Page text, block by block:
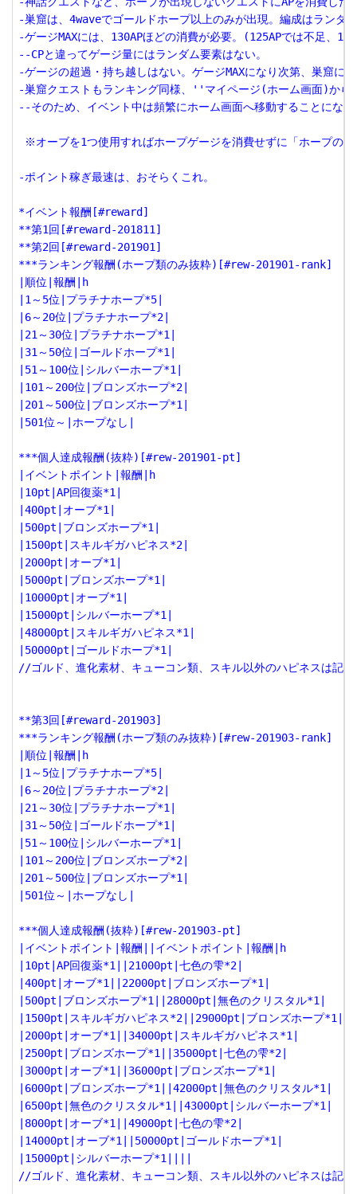
-巣窟は、4waveでゴールドホープ以上のみが出現。編成はランダ
-ゲージMAXには、130APほどの消費が必要。(125APでは不足、
--CPと違ってゲージ量にはランダム要素はない。
-ゲージの超過・持ち越しはない。ゲージMAXになり次第、巣窟に
-巣窟クエストもランキング同様、''マイページ(ホーム画面)か
--そのため、イベント中は頻繁にホーム画面へ移動することに
※オーブを1つ使用すればホープゲージを消費せずに「ホープの
-ポイント稼ぎ最速は、おそらくこれ。
*イベント報酬[#reward]
**第1回[#reward-201811]
**第2回[#reward-201901]
***ランキング報酬(ホープ類のみ抜粋)[#rew-201901-rank]
|順位|報酬|h
|1～5位|プラチナホープ*5|
|6～20位|プラチナホープ*2|
|21～30位|プラチナホープ*1|
|31～50位|ゴールドホープ*1|
|51～100位|シルバーホープ*1|
|101～200位|ブロンズホープ*2|
|201～500位|ブロンズホープ*1|
|501位～|ホープなし|
***個人達成報酬(抜粋)[#rew-201901-pt]
|イベントポイント|報酬|h
|10pt|AP回復薬*1|
|400pt|オーブ*1|
|500pt|ブロンズホープ*1|
|1500pt|スキルギガハピネス*2|
|2000pt|オーブ*1|
|5000pt|ブロンズホープ*1|
|10000pt|オーブ*1|
|15000pt|シルバーホープ*1|
|48000pt|スキルギガハピネス*1|
|50000pt|ゴールドホープ*1|
//ゴルド、進化素材、キューコン類、スキル以外のハピネスは記
**第3回[#reward-201903]
***ランキング報酬(ホープ類のみ抜粋)[#rew-201903-rank]
|順位|報酬|h
|1～5位|プラチナホープ*5|
|6～20位|プラチナホープ*2|
|21～30位|プラチナホープ*1|
|31～50位|ゴールドホープ*1|
|51～100位|シルバーホープ*1|
|101～200位|ブロンズホープ*2|
|201～500位|ブロンズホープ*1|
|501位～|ホープなし|
***個人達成報酬(抜粋)[#rew-201903-pt]
|イベントポイント|報酬||イベントポイント|報酬|h
|10pt|AP回復薬*1||21000pt|七色の雫*2|
|400pt|オーブ*1||22000pt|ブロンズホープ*1|
|500pt|ブロンズホープ*1||28000pt|無色のクリスタル*1|
|1500pt|スキルギガハピネス*2||29000pt|ブロンズホープ*1|
|2000pt|オーブ*1||34000pt|スキルギガハピネス*1|
|2500pt|ブロンズホープ*1||35000pt|七色の雫*2|
|3000pt|オーブ*1||36000pt|ブロンズホープ*1|
|6000pt|ブロンズホープ*1||42000pt|無色のクリスタル*1|
|6500pt|無色のクリスタル*1||43000pt|シルバーホープ*1|
|8000pt|オーブ*1||49000pt|七色の雫*2|
|14000pt|オーブ*1||50000pt|ゴールドホープ*1|
|15000pt|シルバーホープ*1||||
//ゴルド、進化素材、キューコン類、スキル以外のハピネスは記